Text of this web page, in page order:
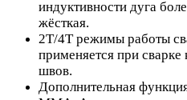
индуктивности дуга
жёсткая.
2Т/4Т режимы работы
применяется при
швов.
Дополнительная